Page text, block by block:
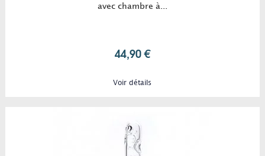
avec chambre à...
44,90 €
Voir détails